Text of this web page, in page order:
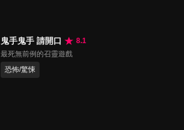
鬼手鬼手 請開口
8.1
最死無前例的召靈遊戲
恐怖/驚悚